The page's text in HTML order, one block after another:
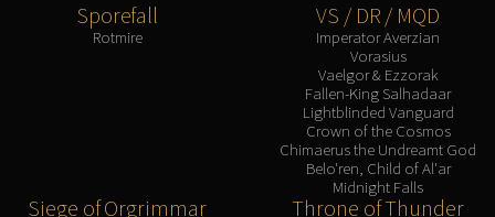
Sporefall
Rotmire
VS / DR / MQD
Imperator Averzian
Vorasius
Vaelgor & Ezzorak
Fallen-King Salhadaar
Lightblinded Vanguard
Crown of the Cosmos
Chimaerus the Undreamt God
Belo'ren, Child of Al'ar
Midnight Falls
Siege of Orgrimmar Throne of Thunder